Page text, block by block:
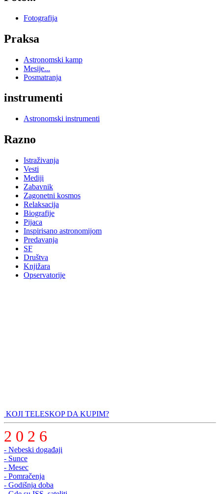
Fotografija
Praksa
Astronomski kamp
Mesije...
Posmatranja
instrumenti
Astronomski instrumenti
Razno
Istraživanja
Vesti
Mediji
Zabavnik
Zagonetni kosmos
Relaksacija
Biografije
Pijaca
Inspirisano astronomijom
Predavanja
SF
Društva
Knjižara
Opservatorije
KOJI TELESKOP DA KUPIM?
2 0 2 6
- Nebeski događaji
- Sunce
- Mesec
- Pomračenja
- Godišnja doba